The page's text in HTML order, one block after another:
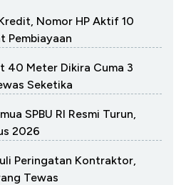
Nomor HP Aktif 10
Pembiayaan
40 Meter Dikira Cuma 3
Seketika
SPBU RI Resmi Turun,
2026
Peringatan Kontraktor,
Tewas